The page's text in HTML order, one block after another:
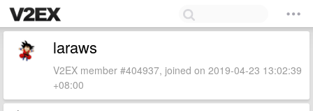
laraws
V2EX member #404937, joined on 2019-04-23 13:02:39
+08:00